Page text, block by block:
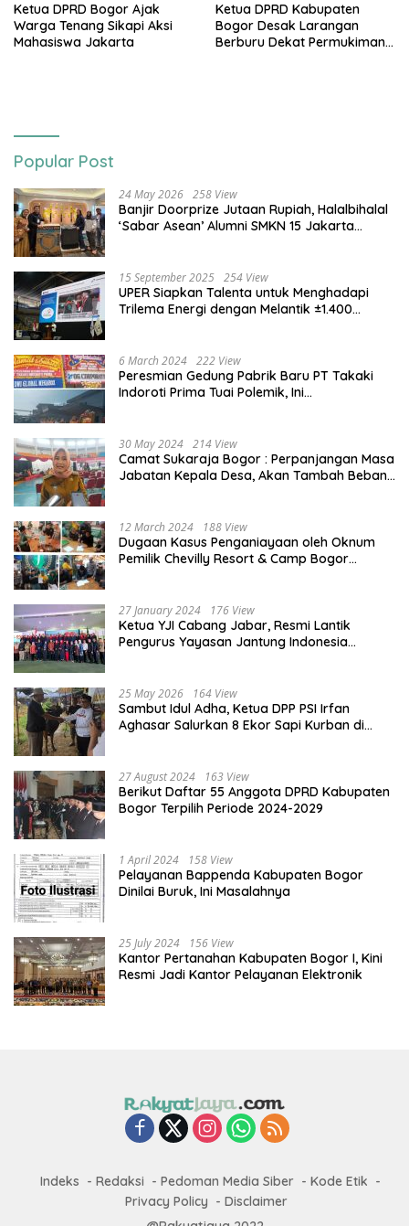
Ketua DPRD Bogor Ajak
Warga Tenang Sikapi Aksi
Mahasiswa Jakarta
Ketua DPRD Kabupaten
Bogor Desak Larangan
Berburu Dekat Permukiman
Popular Post
24 May 2026 258 View
Banjir Doorprize Jutaan Rupiah, Halalbihalal
‘Sabar Asean’ Alumni SMKN 15 Jakarta
15 September 2025 254 View
UPER Siapkan Talenta untuk Menghadapi
Trilema Energi dengan Melantik ±1.400
6 March 2024 222 View
Peresmian Gedung Pabrik Baru PT Takaki
Indoroti Prima Tuai Polemik, Ini
30 May 2024 214 View
Camat Sukaraja Bogor : Perpanjangan Masa
Jabatan Kepala Desa, Akan Tambah Beban
12 March 2024 188 View
Dugaan Kasus Penganiayaan oleh Oknum
Pemilik Chevilly Resort & Camp Bogor
27 January 2024 176 View
Ketua YJI Cabang Jabar, Resmi Lantik
Pengurus Yayasan Jantung Indonesia
25 May 2026 164 View
Sambut Idul Adha, Ketua DPP PSI Irfan
Aghasar Salurkan 8 Ekor Sapi Kurban di
27 August 2024 163 View
Berikut Daftar 55 Anggota DPRD Kabupaten
Bogor Terpilih Periode 2024-2029
1 April 2024 158 View
Pelayanan Bappenda Kabupaten Bogor
Dinilai Buruk, Ini Masalahnya
25 July 2024 156 View
Kantor Pertanahan Kabupaten Bogor I, Kini
Resmi Jadi Kantor Pelayanan Elektronik
Indeks Redaksi Pedoman Media Siber
Kode Etik
Privacy Policy
Disclaimer